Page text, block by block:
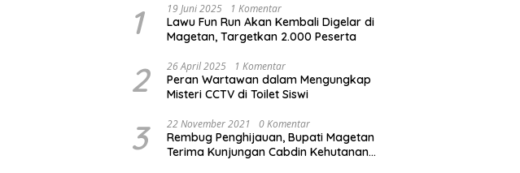
1 19 Juni 2025 1 Komentar
Lawu Fun Run Akan Kembali Digelar di
Magetan, Targetkan 2.000 Peserta
2 26 April 2025 1 Komentar
Peran Wartawan dalam Mengungkap
Misteri CCTV di Toilet Siswi
3 22 November 2021 0 Komentar
Rembug Penghijauan, Bupati Magetan
Terima Kunjungan Cabdin Kehutanan